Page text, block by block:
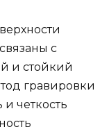
с
и стойкий
гравировки
четкость